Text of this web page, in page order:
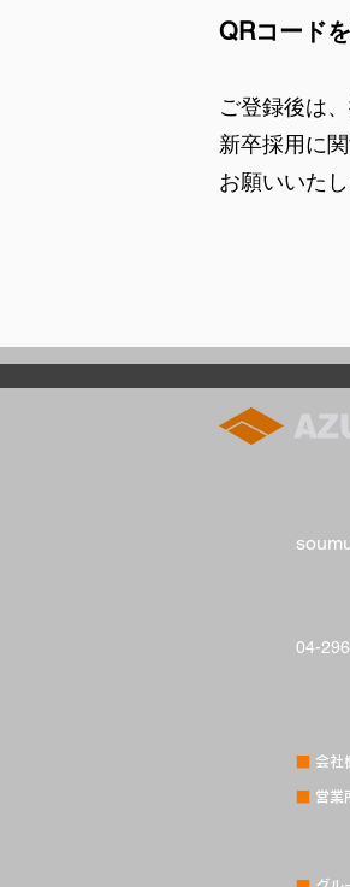
QRコード
ご登録後は
新卒採用に
お願いいたし
04-
会社
営業